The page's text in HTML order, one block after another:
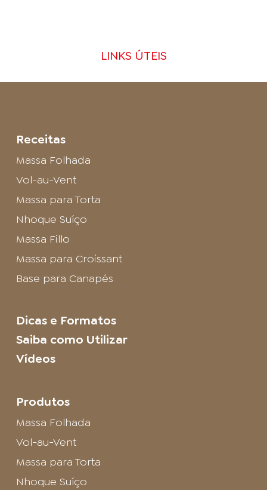
LINKS ÚTEIS
Receitas
Massa Folhada
Vol-au-Vent
Massa para Torta
Nhoque Suíço
Massa Fillo
Massa para Croissant
Base para Canapés
Dicas e Formatos
Saiba como Utilizar
Vídeos
Produtos
Massa Folhada
Vol-au-Vent
Massa para Torta
Nhoque Suíço